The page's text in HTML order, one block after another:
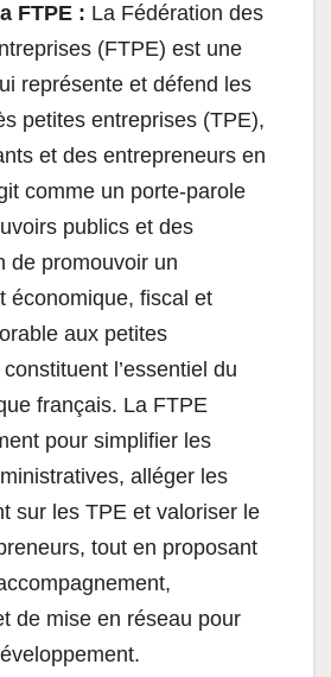
FTPE : La Fédération des
(FTPE) est une
représente et défend les
petites entreprises (TPE),
et des entrepreneurs en
comme un porte-parole
publics et des
de promouvoir un
économique, fiscal et
aux petites
l’essentiel du
français. La FTPE
pour simplifier les
alléger les
sur les TPE et valoriser le
tout en proposant
de mise en réseau pour